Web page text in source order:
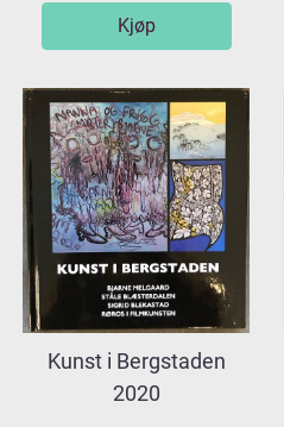
Kjøp
Kunst i Bergstaden
2020